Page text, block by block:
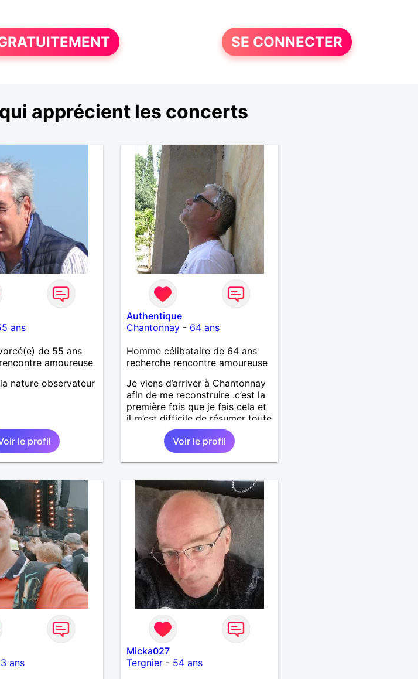
SE CONNECTER
apprécient les concerts
ans
de 55 ans
amoureuse
nature observateur
le profil
Authentique
Chantonnay - 64 ans
Homme célibataire de 64 ans
recherche rencontre amoureuse
Je viens d’arriver à Chantonnay
afin de me reconstruire .c’est la
première fois que je fais cela et
il m’est difficile de résumer toute
une vie.je suis à la retraite et
aujourd’hui c’est mon
anniversaire !J’aimerais
rencontrer quelqu’un qui partage
quelqu’un un être humain
Voir le profil
ans
Micka027
Tergnier - 54 ans